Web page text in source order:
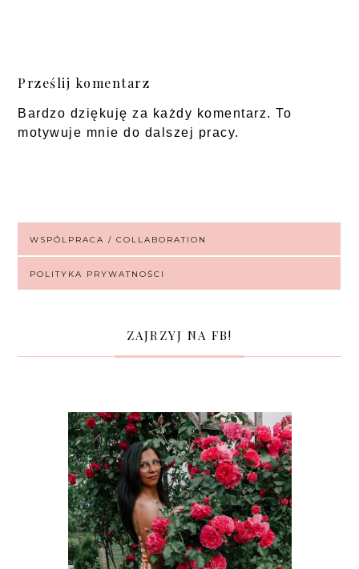
Prześlij komentarz
Bardzo dziękuję za każdy komentarz. To
motywuje mnie do dalszej pracy.
WSPÓLPRACA / COLLABORATION
POLITYKA PRYWATNOŚCI
ZAJRZYJ NA FB!